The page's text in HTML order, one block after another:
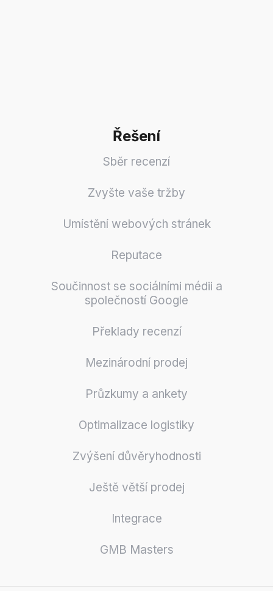
Řešení
Sběr recenzí
Zvyšte vaše tržby
Umístění webových stránek
Reputace
Součinnost se sociálními médii a
společností Google
Překlady recenzí
Mezinárodní prodej
Průzkumy a ankety
Optimalizace logistiky
Zvýšení důvěryhodnosti
Ještě větší prodej
Integrace
GMB Masters